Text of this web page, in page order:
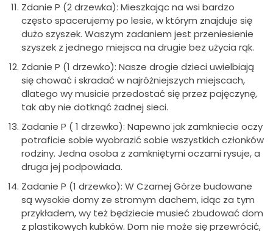
Zdanie P (2 drzewka): Mieszkając na wsi bardzo
często spacerujemy po lesie, w którym znajduje się
dużo szyszek. Waszym zadaniem jest przeniesienie
szyszek z jednego miejsca na drugie bez użycia rąk.
Zdanie P (1 drzewko): Nasze drogie dzieci uwielbiają
się chować i skradać w najróżniejszych miejscach,
dlatego wy musicie przedostać się przez pajęczynę,
tak aby nie dotknąć żadnej sieci.
Zadanie P ( 1 drzewko): Napewno jak zamkniecie oczy
potraficie sobie wyobrazić sobie wszystkich członków
rodziny. Jedna osoba z zamkniętymi oczami rysuje, a
druga jej podpowiada.
Zadanie P (1 drzewko): W Czarnej Górze budowane
są wysokie domy ze stromym dachem, idąc za tym
przykładem, wy też będziecie musieć zbudować dom
z plastikowych kubków. Dom nie może się przewrócić,